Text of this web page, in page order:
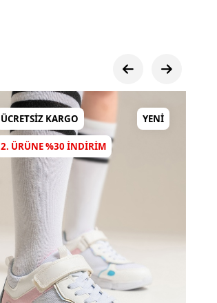
ÜCRETSIZ KARGO YENI
2. ÜRÜNE %30 INDIRIM